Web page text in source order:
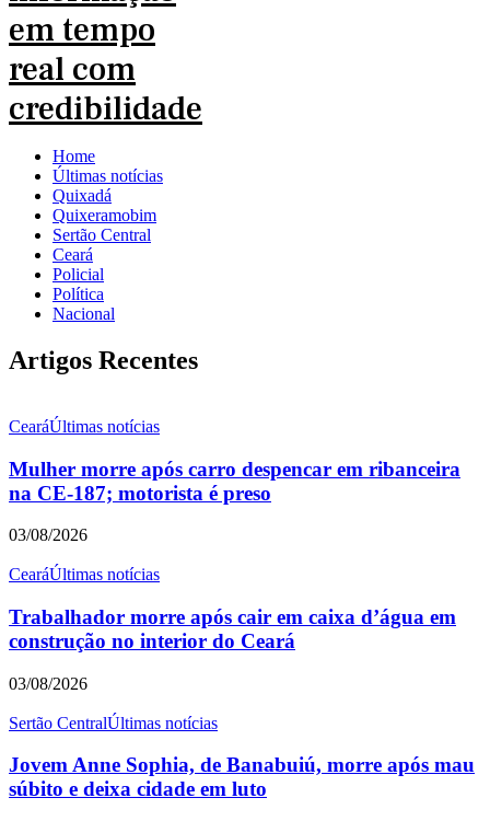
Home
Últimas notícias
Quixadá
Quixeramobim
Sertão Central
Ceará
Policial
Política
Nacional
Artigos Recentes
CearáÚltimas notícias
Mulher morre após carro despencar em ribanceira
na CE-187; motorista é preso
03/08/2026
CearáÚltimas notícias
Trabalhador morre após cair em caixa d’água em
construção no interior do Ceará
03/08/2026
Sertão CentralÚltimas notícias
Jovem Anne Sophia, de Banabuiú, morre após mau
súbito e deixa cidade em luto